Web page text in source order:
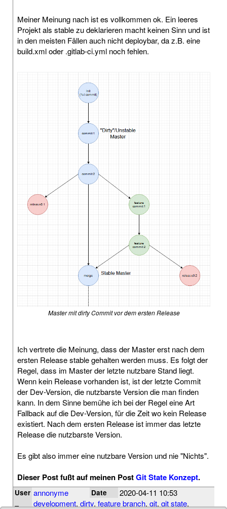
Meiner Meinung nach ist es vollkommen ok. Ein leeres
Projekt als stable zu deklarieren macht keinen Sinn und ist
in den meisten Fällen auch nicht deploybar, da z.B. eine
build.xml oder .gitlab-ci.yml noch fehlen.
Master mit dirty Commit vor dem ersten Release
Ich vertrete die Meinung, dass der Master erst nach dem
ersten Release stable gehalten werden muss. Es folgt der
Regel, dass im Master der letzte nutzbare Stand liegt.
Wenn kein Release vorhanden ist, ist der letzte Commit
der Dev-Version, die nutzbarste Version die man finden
kann. In dem Sinne bemühe ich bei der Regel eine Art
Fallback auf die Dev-Version, für die Zeit wo kein Release
existiert. Nach dem ersten Release ist immer das letzte
Release die nutzbarste Version.
Es gibt also immer eine nutzbare Version und nie "Nichts".
Dieser Post fußt auf meinen PostGit State Konzept.
User annonyme Date 2020-04-11 10:53
development, dirty, feature branch, git, git state,